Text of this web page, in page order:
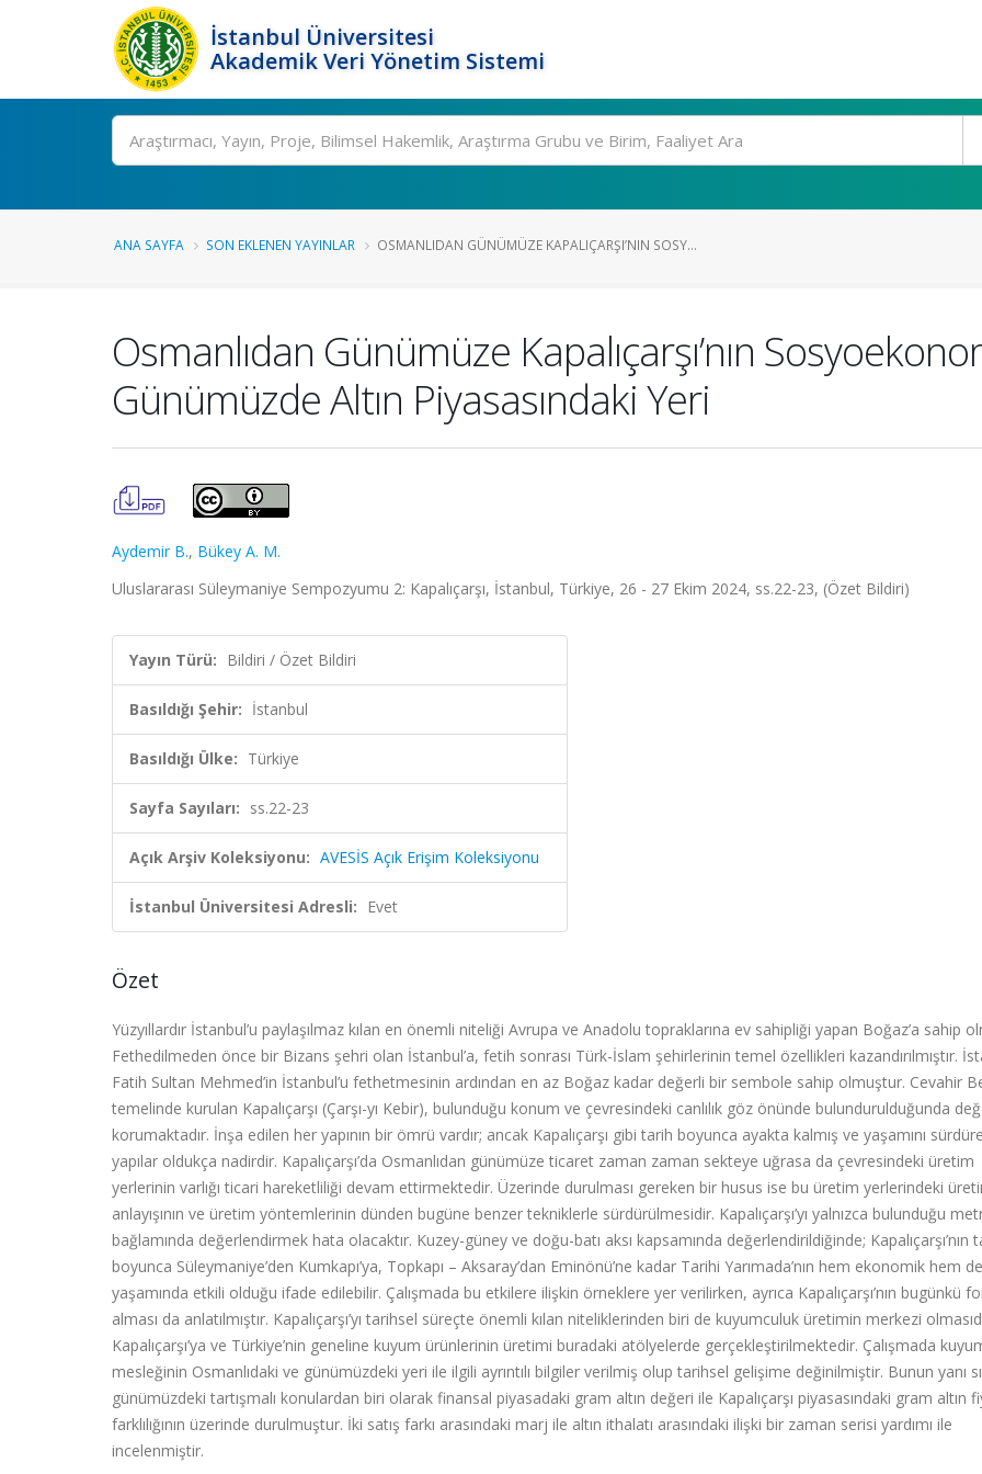
İstanbul Üniversitesi
Akademik Veri Yönetim Sistemi
Ara
ANA SAYFA SON EKLENEN YAYINLAR OSMANLIDAN GÜNÜMÜZE KAPALIÇARŞI’NIN SOSY...
Osmanlıdan Günümüze Kapalıçarşı’nın
Günümüzde Altın Piyasasındaki Yeri
Aydemir B., Bükey A. M.
Uluslararası Süleymaniye Sempozyumu 2: Kapalıçarşı, İstanbul, Türkiye, 26 - 27 Ekim 2024, ss.22-23, (Özet Bildiri)
Yayın Türü: Bildiri / Özet Bildiri
Basıldığı Şehir: İstanbul
Basıldığı Ülke: Türkiye
Sayfa Sayıları: ss.22-23
Açık Arşiv Koleksiyonu: AVESİS Açık Erişim Koleksiyonu
İstanbul Üniversitesi Adresli: Evet
Özet
Yüzyıllardır İstanbul’u paylaşılmaz kılan en önemli niteliği Avrupa ve Anadolu topraklarına ev sahipliği yapan Boğaz’a sahip
Fethedilmeden önce bir Bizans şehri olan İstanbul’a, fetih sonrası Türk-İslam şehirlerinin temel özellikleri kazandırılmıştır.
Fatih Sultan Mehmed’in İstanbul’u fethetmesinin ardından en az Boğaz kadar değerli bir sembole sahip olmuştur. Cevahir
temelinde kurulan Kapalıçarşı (Çarşı-yı Kebir), bulunduğu konum ve çevresindeki canlılık göz önünde bulundurulduğunda
korumaktadır. İnşa edilen her yapının bir ömrü vardır; ancak Kapalıçarşı gibi tarih boyunca ayakta kalmış ve yaşamını
yapılar oldukça nadirdir. Kapalıçarşı’da Osmanlıdan günümüze ticaret zaman zaman sekteye uğrasa da çevresindeki üretim
yerlerinin varlığı ticari hareketliliği devam ettirmektedir. Üzerinde durulması gereken bir husus ise bu üretim yerlerindeki
anlayışının ve üretim yöntemlerinin dünden bugüne benzer tekniklerle sürdürülmesidir. Kapalıçarşı’yı yalnızca bulunduğu
bağlamında değerlendirmek hata olacaktır. Kuzey-güney ve doğu-batı aksı kapsamında değerlendirildiğinde; Kapalıçarşı’nın
boyunca Süleymaniye’den Kumkapı’ya, Topkapı – Aksaray’dan Eminönü’ne kadar Tarihi Yarımada’nın hem ekonomik hem
yaşamında etkili olduğu ifade edilebilir. Çalışmada bu etkilere ilişkin örneklere yer verilirken, ayrıca Kapalıçarşı’nın bugünkü
alması da anlatılmıştır. Kapalıçarşı’yı tarihsel süreçte önemli kılan niteliklerinden biri de kuyumculuk üretimin merkezi
Kapalıçarşı’ya ve Türkiye’nin geneline kuyum ürünlerinin üretimi buradaki atölyelerde gerçekleştirilmektedir. Çalışmada
mesleğinin Osmanlıdaki ve günümüzdeki yeri ile ilgili ayrıntılı bilgiler verilmiş olup tarihsel gelişime değinilmiştir. Bunun yanı
günümüzdeki tartışmalı konulardan biri olarak finansal piyasadaki gram altın değeri ile Kapalıçarşı piyasasındaki gram altın
farklılığının üzerinde durulmuştur. İki satış farkı arasındaki marj ile altın ithalatı arasındaki ilişki bir zaman serisi yardımı ile
incelenmiştir.